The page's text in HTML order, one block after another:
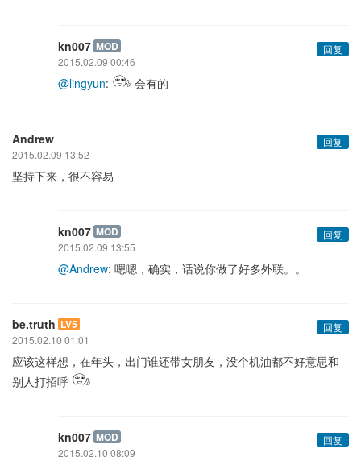
kn007 MOD
回复
2015.02.09 00:46
@lingyun: 会有的
Andrew
回复
2015.02.09 13:52
坚持下来，很不容易
kn007 MOD
回复
2015.02.09 13:55
@Andrew: 嗯嗯，确实，话说你做了好多外联。。
be.truth LV5
回复
2015.02.10 01:01
应该这样想，在年头，出门谁还带女朋友，没个机油都不好意思和
别人打招呼
kn007 MOD
回复
2015.02.10 08:09